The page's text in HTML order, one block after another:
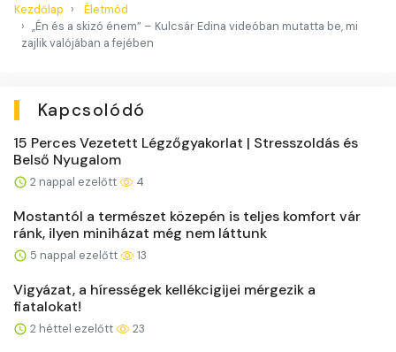
Kezdőlap
Életmód
„Én és a skizó énem” – Kulcsár Edina videóban mutatta be, mi
zajlik valójában a fejében
Kapcsolódó
15 Perces Vezetett Légzőgyakorlat | Stresszoldás és
Belső Nyugalom
2 nappal ezelőtt 4
Mostantól a természet közepén is teljes komfort vár
ránk, ilyen miniházat még nem láttunk
5 nappal ezelőtt 13
Vigyázat, a hírességek kellékcigijei mérgezik a
fiatalokat!
2 héttel ezelőtt 23